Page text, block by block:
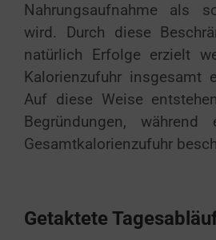
Nahrungsaufnahme als
wird. Durch diese
natürlich Erfolge erzielt
Kalorienzufuhr insgesamt
Auf diese Weise
Begründungen,
Gesamtkalorienzufuhr
Getaktete